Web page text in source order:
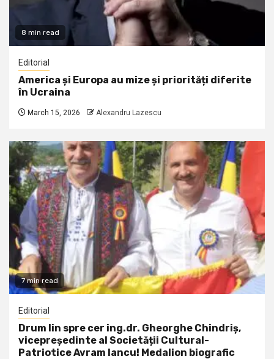
8 min read
Editorial
America și Europa au mize și priorități diferite
în Ucraina
March 15, 2026 Alexandru Lazescu
7 min read
Editorial
Drum lin spre cer ing.dr. Gheorghe Chindriș,
vicepreședinte al Societății Cultural-
Patriotice Avram Iancu! Medalion biografic